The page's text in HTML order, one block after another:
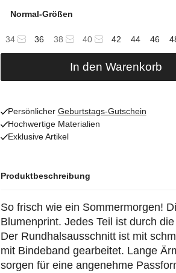
Normal-Größen
34 36 38 40 42 44 46
In den Warenkorb
Persönlicher Geburtstags-Gutschein
Hochwertige Materialien
Exklusive Artikel
Produktbeschreibung
So frisch wie ein Sommermorgen!
Blumenprint. Jedes Teil ist durch
Der Rundhalsausschnitt ist mit
mit Bindeband gearbeitet. Lange
sorgen für eine angenehme